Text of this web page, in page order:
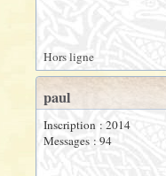
Hors ligne
paul
Inscription : 2014
Messages : 94